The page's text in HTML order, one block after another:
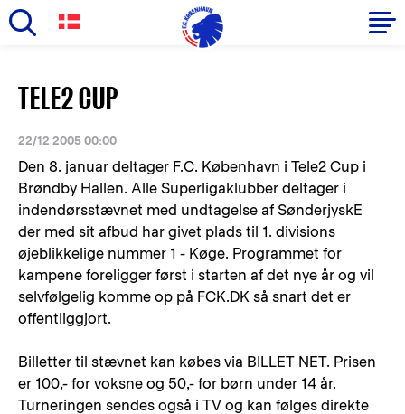
main
content
Primary
navigation
English
TELE2 CUP
22/12 2005 00:00
Den 8. januar deltager F.C. København i Tele2 Cup i
Brøndby Hallen. Alle Superligaklubber deltager i
indendørsstævnet med undtagelse af SønderjyskE
der med sit afbud har givet plads til 1. divisions
øjeblikkelige nummer 1 - Køge. Programmet for
kampene foreligger først i starten af det nye år og vil
selvfølgelig komme op på FCK.DK så snart det er
offentliggjort.
Billetter til stævnet kan købes via BILLET NET. Prisen
er 100,- for voksne og 50,- for børn under 14 år.
Turneringen sendes også i TV og kan følges direkte